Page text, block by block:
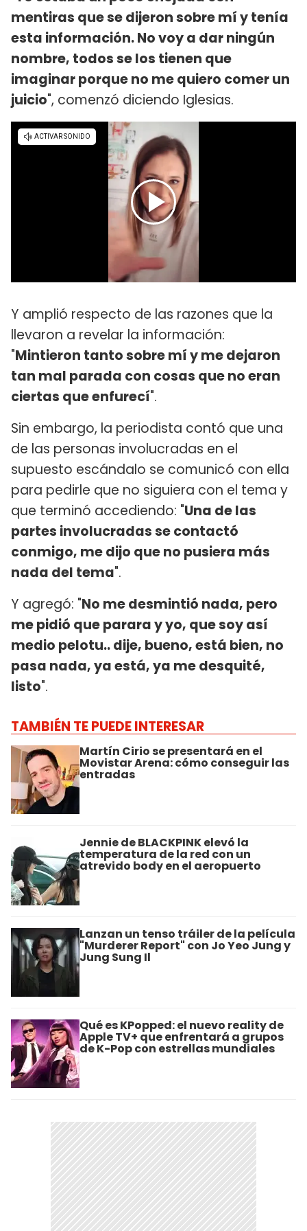
mentiras que se dijeron sobre mí y tenía
esta información. No voy a dar ningún
nombre, todos se los tienen que
imaginar porque no me quiero comer un
juicio", comenzó diciendo Iglesias.
Y amplió respecto de las razones que la
llevaron a revelar la información:
"Mintieron tanto sobre mí y me dejaron
tan mal parada con cosas que no eran
ciertas que enfurecí".
Sin embargo, la periodista contó que una
de las personas involucradas en el
supuesto escándalo se comunicó con ella
para pedirle que no siguiera con el tema y
que terminó accediendo: "Una de las
partes involucradas se contactó
conmigo, me dijo que no pusiera más
nada del tema".
Y agregó: "No me desmintió nada, pero
me pidió que parara y yo, que soy así
medio pelotu.. dije, bueno, está bien, no
pasa nada, ya está, ya me desquité,
listo".
TAMBIÉN TE PUEDE INTERESAR
Martín Cirio se presentará en el
Movistar Arena: cómo conseguir las
entradas
Jennie de BLACKPINK elevó la
temperatura de la red con un
atrevido body en el aeropuerto
Lanzan un tenso tráiler de la película
"Murderer Report" con Jo Yeo Jung y
Jung Sung Il
Qué es KPopped: el nuevo reality de
Apple TV+ que enfrentará a grupos
de K-Pop con estrellas mundiales